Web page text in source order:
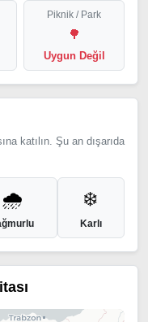
Piknik / Park
🌳
Uygun Değil
katılın. Şu an dışarıda
🌧️ ❄️
Karlı